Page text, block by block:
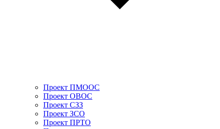
Проект ПМООС
Проект ОВОС
Проект СЗЗ
Проект ЗСО
Проект ПРТО